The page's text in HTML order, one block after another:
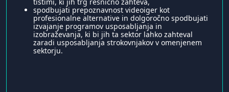
spodbujati prepoznavnost videoiger kot
profesionalne alternative in dolgoročno spodbujati
izvajanje programov usposabljanja in
izobraževanja, ki bi jih ta sektor lahko zahteval
zaradi usposabljanja strokovnjakov v omenjenem
sektorju.